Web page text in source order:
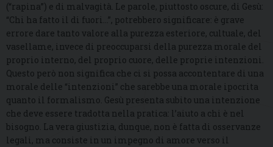
(“rapina”) e di malvagità. Le parole, piuttosto oscure, di Gesù:
“Chi ha fatto il di fuori…”, potrebbero significare: è grave
errore dare tanto valore alla purezza esteriore, cultuale, del
vasellame, invece di preoccuparsi della purezza morale del
proprio interno, del proprio cuore, delle proprie intenzioni.
Questo però non significa che ci si possa accontentare di una
morale delle “intenzioni” che sarebbe una morale ipocrita
quanto il formalismo. Gesù presenta subito una intenzione
che deve essere tradotta nella pratica: l’aiuto a chi è nel
bisogno. La vera giustizia, dunque, non è fatta di osservanze
legali, ma consiste in un impegno di amore verso il